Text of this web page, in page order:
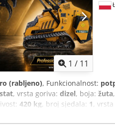
1 / 11
(rabljeno), Funkcionalnost:
, vrsta goriva: dizel, boja: žuta
420 kg, broj sjedala: 1,
gumene gusjenice,